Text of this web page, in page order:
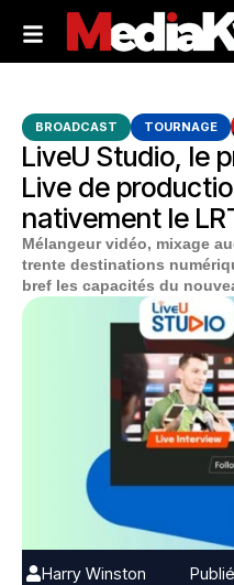
BROADCAST TOURNAGE
LiveU Studio, le
Live de
nativement le
Mélangeur vidéo, mixage
trente destinations
bref les capacités du
Harry Winston